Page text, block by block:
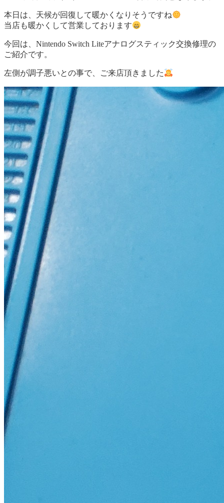
本日は、天候が回復して暖かくなりそうですね
当店も暖かくして営業しております
今回は、Nintendo Switch Liteアナログスティック交換修理の
ご紹介です。
左側が調子悪いとの事で、ご来店頂きました